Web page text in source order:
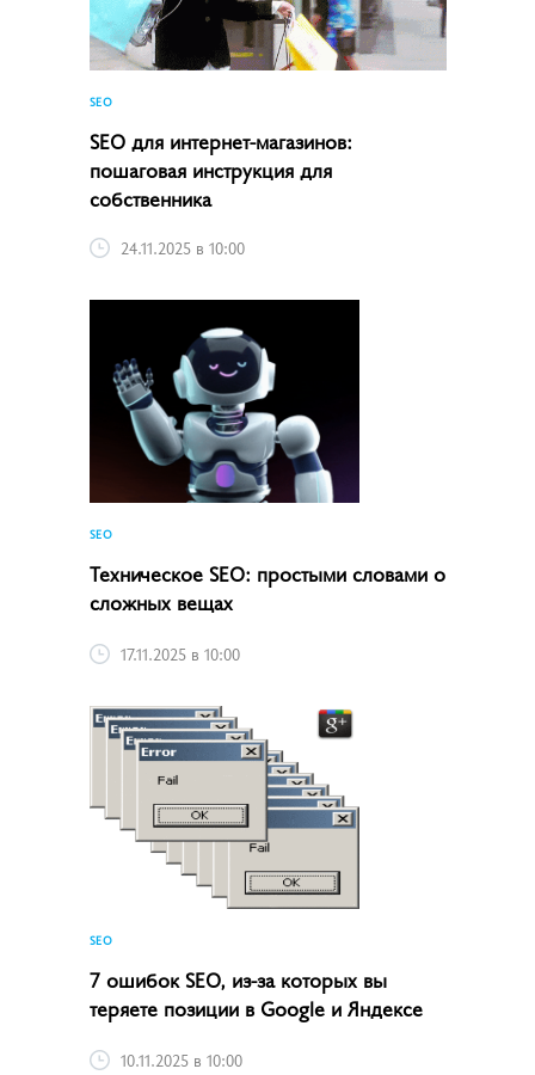
SEO
SEO для интернет-магазинов:
пошаговая инструкция для
собственника
24.11.2025 в 10:00
SEO
Техническое SEO: простыми словами о
сложных вещах
17.11.2025 в 10:00
SEO
7 ошибок SEO, из-за которых вы
теряете позиции в Google и Яндексе
10.11.2025 в 10:00